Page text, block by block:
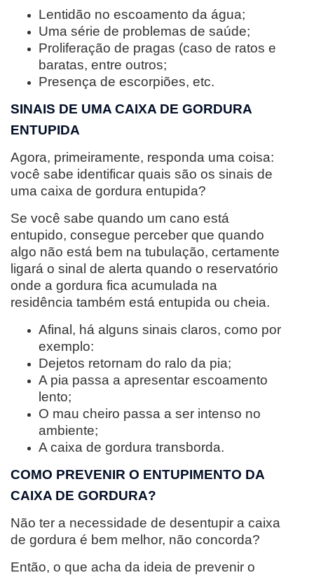
Lentidão no escoamento da água;
Uma série de problemas de saúde;
Proliferação de pragas (caso de ratos e
baratas, entre outros;
Presença de escorpiões, etc.
SINAIS DE UMA CAIXA DE GORDURA
ENTUPIDA
Agora, primeiramente, responda uma coisa:
você sabe identificar quais são os sinais de
uma caixa de gordura entupida?
Se você sabe quando um cano está
entupido, consegue perceber que quando
algo não está bem na tubulação, certamente
ligará o sinal de alerta quando o reservatório
onde a gordura fica acumulada na
residência também está entupida ou cheia.
Afinal, há alguns sinais claros, como por
exemplo:
Dejetos retornam do ralo da pia;
A pia passa a apresentar escoamento
lento;
O mau cheiro passa a ser intenso no
ambiente;
A caixa de gordura transborda.
COMO PREVENIR O ENTUPIMENTO DA
CAIXA DE GORDURA?
Não ter a necessidade de desentupir a caixa
de gordura é bem melhor, não concorda?
Então, o que acha da ideia de prevenir o